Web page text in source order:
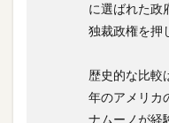
に選ばれた政
独裁政権を押
歴史的な比較
年のアメリカ
ナムーノが経